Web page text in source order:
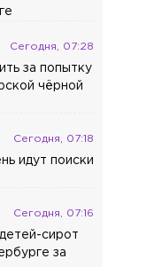
Сегодня, 07:28
за попытку
чёрной
Сегодня, 07:18
идут поиски
Сегодня, 07:16
сирот
за